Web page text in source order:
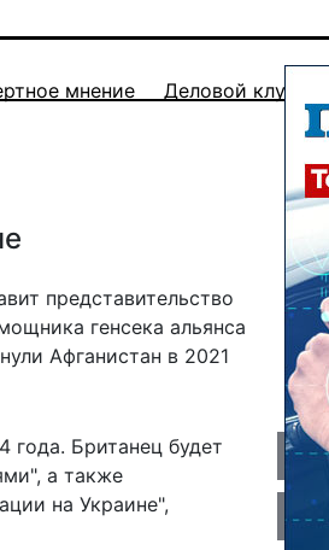
мнение Деловой клуб
представительство
генсека альянса
Афганистан в 2021
года. Британец будет
а также
на Украине",